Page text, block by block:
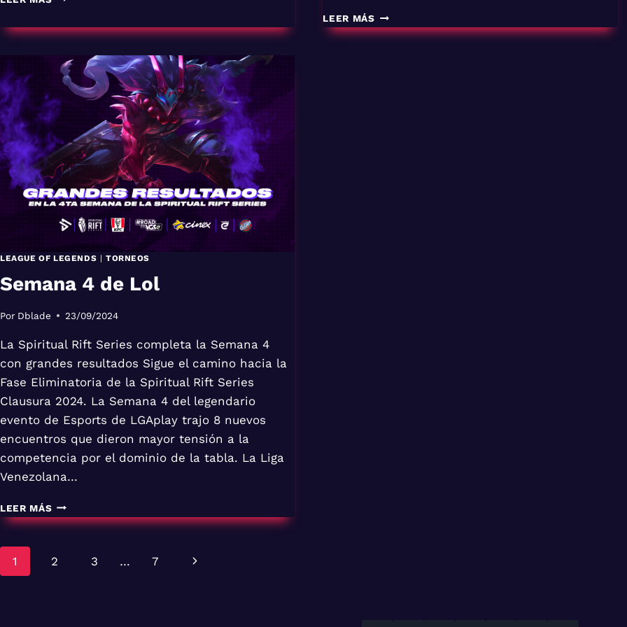
SRS
LEER MÁSPLAYOFFS
LOL
LEAGUE OF LEGENDS | TORNEOS
Semana 4 de Lol
Por Dblade 23/09/2024
La Spiritual Rift Series completa la Semana 4
con grandes resultados Sigue el camino hacia la
Fase Eliminatoria de la Spiritual Rift Series
Clausura 2024. La Semana 4 del legendario
evento de Esports de LGAplay trajo 8 nuevos
encuentros que dieron mayor tensión a la
competencia por el dominio de la tabla. La Liga
Venezolana…
LEER MÁSSEMANA
4
Navegación
1 2 3 … 7
Siguiente